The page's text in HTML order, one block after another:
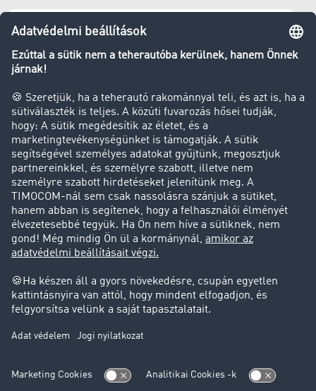
Raktárüzemeltető
Magánszemély
+36 22 51 59 50
+36 22 51 59 55
info.hu@timocom.com